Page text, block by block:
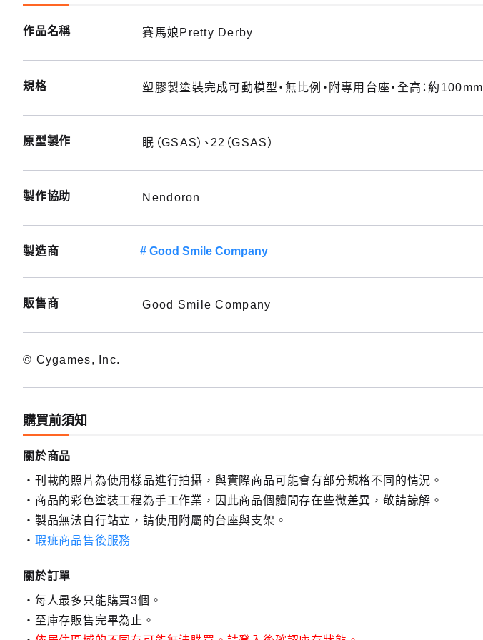
作品名稱 賽馬娘Pretty Derby
規格 塑膠製塗裝完成可動模型・無比例・附專用台座・全高：約100mm
原型製作 眠（GSAS）、22（GSAS）
製作協助 Nendoron
製造商 Good Smile Company
販售商 Good Smile Company
© Cygames, Inc.
購買前須知
關於商品
刊載的照片為使用樣品進行拍攝，與實際商品可能會有部分規格不同的情況。
商品的彩色塗裝工程為手工作業，因此商品個體間存在些微差異，敬請諒解。
製品無法自行站立，請使用附屬的台座與支架。
瑕疵商品售後服務
關於訂單
每人最多只能購買3個。
至庫存販售完畢為止。